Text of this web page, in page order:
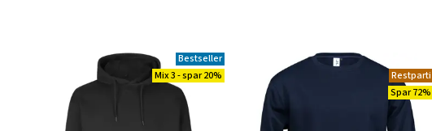
Bestseller
Mix 3 - spar 20%
Restparti
Spar 72%